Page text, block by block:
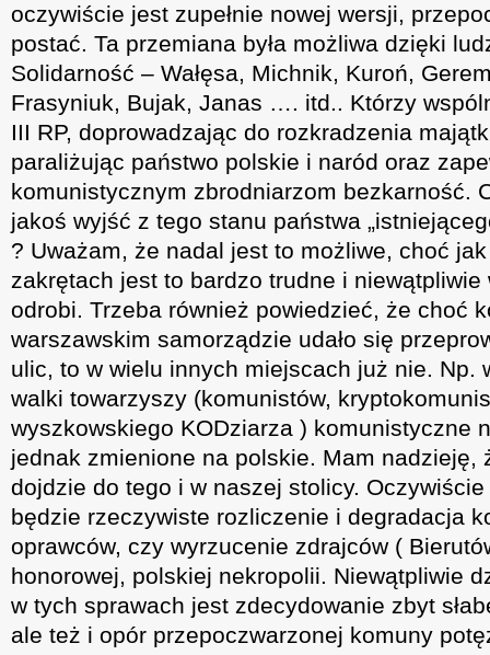
oczywiście jest zupełnie nowej wersji,
postać. Ta przemiana była możliwa dzięki
Solidarność – Wałęsa, Michnik, Kuroń,
Frasyniuk, Bujak, Janas …. itd.. Którzy
III RP, doprowadzając do rozkradzenia
paraliżując państwo polskie i naród oraz
komunistycznym zbrodniarzom bezkarność.
jakoś wyjść z tego stanu państwa
? Uważam, że nadal jest to możliwe, choć
zakrętach jest to bardzo trudne i
odrobi. Trzeba również powiedzieć, że choć
warszawskim samorządzie udało się
ulic, to w wielu innych miejscach już nie. Np.
walki towarzyszy (komunistów,
wyszkowskiego KODziarza ) komunistyczne
jednak zmienione na polskie. Mam nadzieję,
dojdzie do tego i w naszej stolicy.
będzie rzeczywiste rozliczenie i degradacja
oprawców, czy wyrzucenie zdrajców (
honorowej, polskiej nekropolii. Niewątpliwie
w tych sprawach jest zdecydowanie zbyt
ale też i opór przepoczwarzonej komuny